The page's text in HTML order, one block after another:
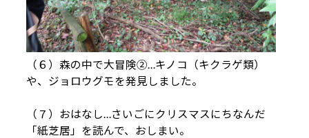
（６）森の中で大冒険②…キノコ（キクラゲ類）
や、ジョロウグモを発見しました。
（７）おはなし…さいごにクリスマスにちなんだ
「紙芝居」を読んで、おしまい。